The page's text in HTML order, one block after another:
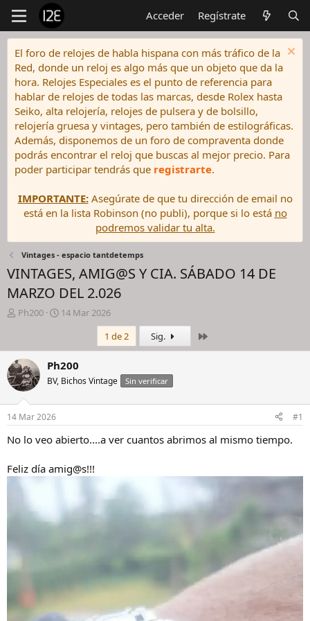
Acceder Regístrate
El foro de relojes de habla hispana con más tráfico de la
Red, donde un reloj es algo más que un objeto que da la
hora. Relojes Especiales es el punto de referencia para
hablar de relojes de todas las marcas, desde Rolex hasta
Seiko, alta relojería, relojes de pulsera y de bolsillo,
relojería gruesa y vintages, pero también de estilográficas.
Además, disponemos de un foro de compraventa donde
podrás encontrar el reloj que buscas al mejor precio. Para
poder participar tendrás que registrarte.
IMPORTANTE:Asegúrate de que tu dirección de email no
está en la lista Robinson (no publi), porque si lo está no
podremos validar tu alta.
Vintages - espacio tantdetemps
VINTAGES, AMIG@S Y CIA. SÁBADO 14 DE
MARZO DEL 2.026
I
c
i
a
d
o
r
d
e
i
Ph200
F
h
a
e
i
c
14 Mar 2026
1 de 2
Sig.
Ph200
BV, Bichos Vintage Sin verificar
14 Mar 2026 #1
No lo veo abierto....a ver cuantos abrimos al mismo tiempo.
Feliz día amig@s!!!